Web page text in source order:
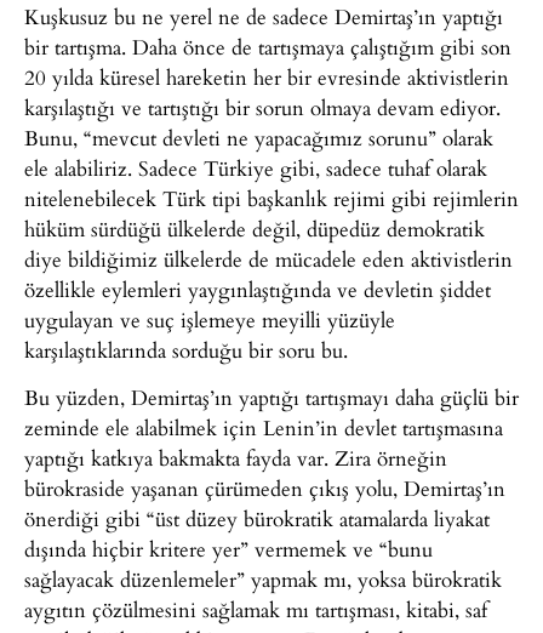
Kuşkusuz bu ne yerel ne de sadece Demirtaş’ın yaptığı
bir tartışma. Daha önce de tartışmaya çalıştığım gibi son
20 yılda küresel hareketin her bir evresinde aktivistlerin
karşılaştığı ve tartıştığı bir sorun olmaya devam ediyor.
Bunu, “mevcut devleti ne yapacağımız sorunu” olarak
ele alabiliriz. Sadece Türkiye gibi, sadece tuhaf olarak
nitelenebilecek Türk tipi başkanlık rejimi gibi rejimlerin
hüküm sürdüğü ülkelerde değil, düpedüz demokratik
diye bildiğimiz ülkelerde de mücadele eden aktivistlerin
özellikle eylemleri yaygınlaştığında ve devletin şiddet
uygulayan ve suç işlemeye meyilli yüzüyle
karşılaştıklarında sorduğu bir soru bu.
Bu yüzden, Demirtaş’ın yaptığı tartışmayı daha güçlü bir
zeminde ele alabilmek için Lenin’in devlet tartışmasına
yaptığı katkıya bakmakta fayda var. Zira örneğin
bürokraside yaşanan çürümeden çıkış yolu, Demirtaş’ın
önerdiği gibi “üst düzey bürokratik atamalarda liyakat
dışında hiçbir kritere yer” vermemek ve “bunu
sağlayacak düzenlemeler” yapmak mı, yoksa bürokratik
aygıtın çözülmesini sağlamak mı tartışması, kitabi, saf